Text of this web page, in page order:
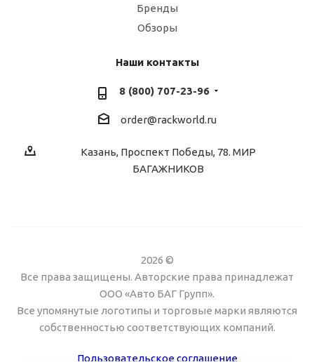
Бренды
Обзоры
Наши контакты
8 (800) 707-23-96
order@rackworld.ru
Казань, Проспект Победы, 78. МИР
БАГАЖНИКОВ
2026 ©
Все права защищены. Авторские права принадлежат
ООО «Авто БАГ Групп».
Все упомянутые логотипы и торговые марки являются
собственностью соответствующих компаний.
Пользовательское соглашение